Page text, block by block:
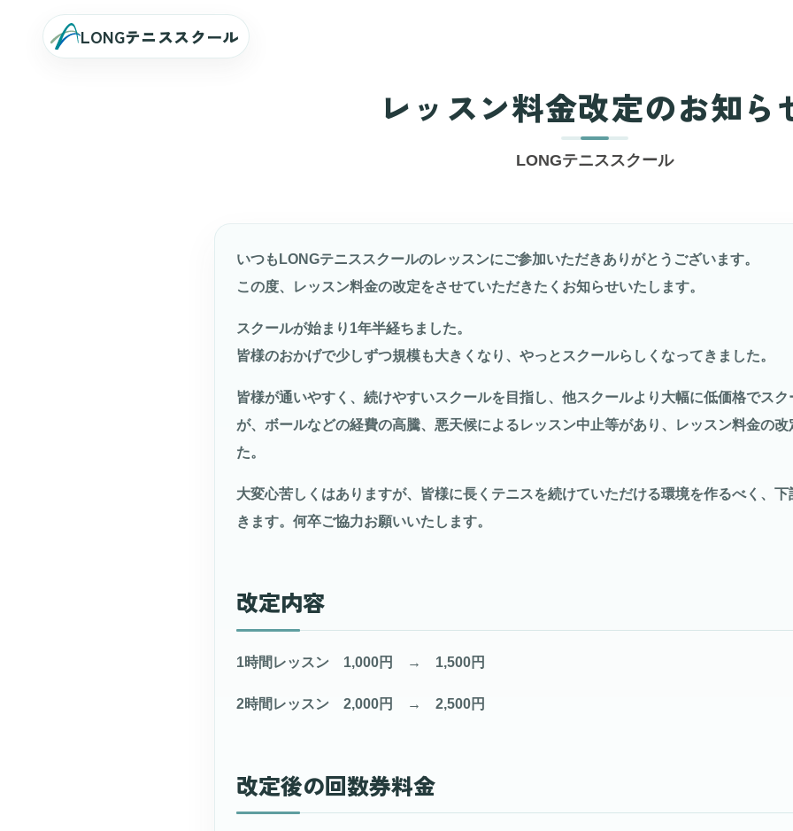
LONGテニススクール
レッスン料金改定のお知ら
LONGテニススクール
いつもLONGテニススクールのレッスンにご参加いただきありがとうございます。
この度、レッスン料金の改定をさせていただきたくお知らせいたします。
スクールが始まり1年半経ちました。
皆様のおかげで少しずつ規模も大きくなり、やっとスクールらしくなってきました。
皆様が通いやすく、続けやすいスクールを目指し、他スクールより大幅に低価格でス
が、ボールなどの経費の高騰、悪天候によるレッスン中止等があり、レッスン料金の
た。
大変心苦しくはありますが、皆様に長くテニスを続けていただける環境を作るべく、
きます。何卒ご協力お願いいたします。
改定内容
1時間レッスン 1,000円 → 1,500円
2時間レッスン 2,000円 → 2,500円
改定後の回数券料金